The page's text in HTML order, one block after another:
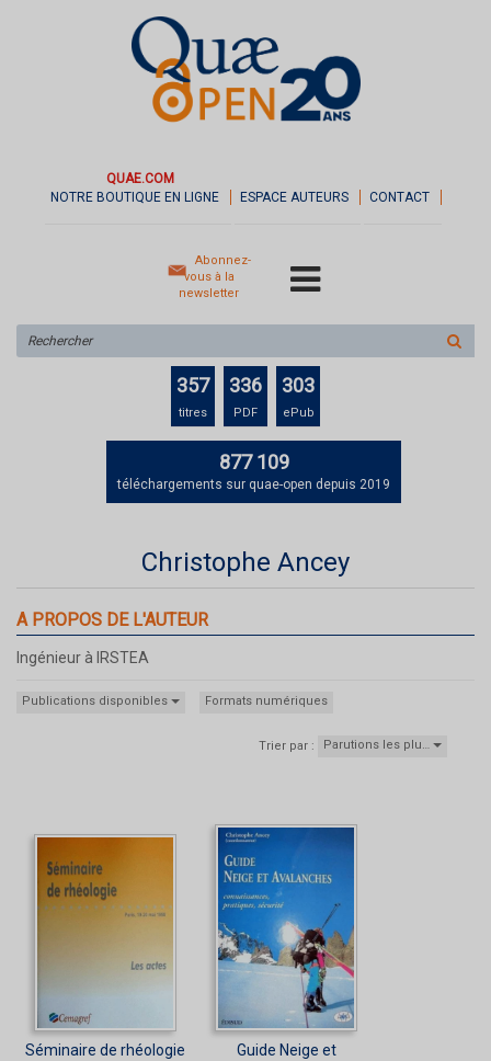
QUAE.COM
NOTRE BOUTIQUE EN LIGNE
ESPACE AUTEURS CONTACT
Abonnez-
vous à la
newsletter
sur
le
357
titres
336
PDF
303
ePub
877 109
téléchargements sur quae-open depuis 2019
Christophe Ancey
A PROPOS DE L'AUTEUR
Ingénieur à IRSTEA
Publications disponibles Formats numériques
Trier par : Parutions les plu…
Séminaire de rhéologie
Guide Neige et